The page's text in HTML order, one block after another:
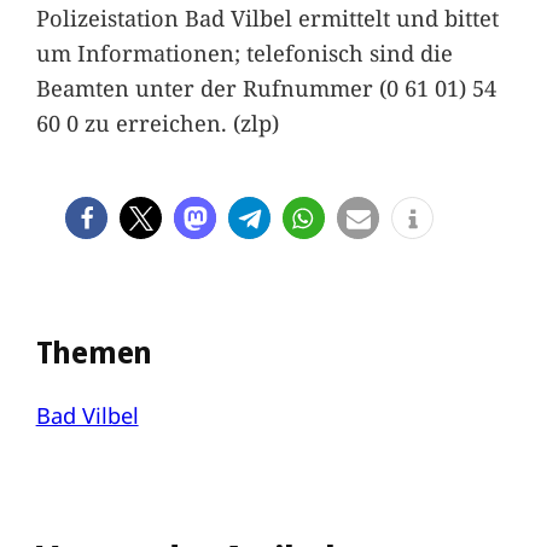
Polizeistation Bad Vilbel ermittelt und bittet
um Informationen; telefonisch sind die
Beamten unter der Rufnummer (0 61 01) 54
60 0 zu erreichen. (zlp)
Themen
Bad Vilbel